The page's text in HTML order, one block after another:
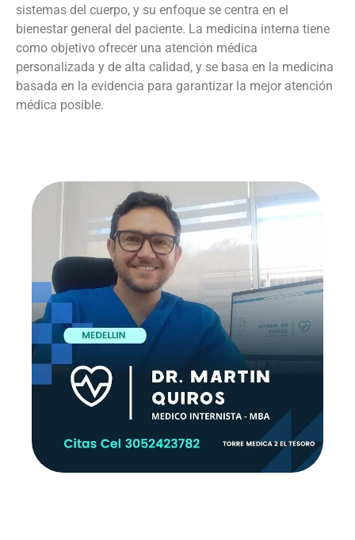
sistemas del cuerpo, y su enfoque se centra en el
bienestar general del paciente. La medicina interna tiene
como objetivo ofrecer una atención médica
personalizada y de alta calidad, y se basa en la medicina
basada en la evidencia para garantizar la mejor atención
médica posible.